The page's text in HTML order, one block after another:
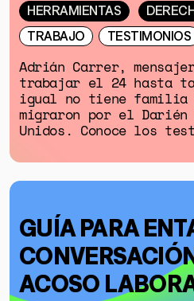
HERRAMIENTAS
TRABAJO
TESTIMONIOS
Adrián Carrer,
trabajar el 24 hasta
igual no tiene familia
migraron por el Darién
Unidos. Conoce los
GUÍA PARA
ACOSO